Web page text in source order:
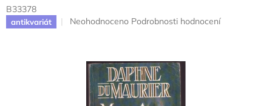
B33378
antikvariát
Průměrné
hvězdiček.
Neohodnoceno Podrobnosti hodnocení